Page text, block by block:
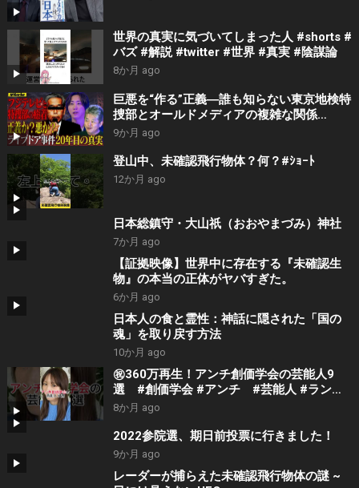
世界の真実に気づいてしまった人 #shorts #
バズ #解説 #twitter #世界 #真実 #陰謀論
8か月 ago
巨悪を“作る”正義―誰も知らない東京地検特
捜部とオールドメディアの複雑な関係
【NoBorder#21】
9か月 ago
登山中、未確認飛行物体？何？#ｼｮｰﾄ
12か月 ago
日本総鎮守・大山祇（おおやまづみ）神社
7か月 ago
【証拠映像】世界中に存在する『未確認生
物』の本当の正体がヤバすぎた。
6か月 ago
日本人の食と霊性：神話に隠された「国の
魂」を取り戻す方法
10か月 ago
㊗️360万再生！アンチ創価学会の芸能人9
選 #創価学会 #アンチ #芸能人 #ランキ
ング
8か月 ago
2022参院選、期日前投票に行きました！
9か月 ago
レーダーが捕らえた未確認飛行物体の謎 ~